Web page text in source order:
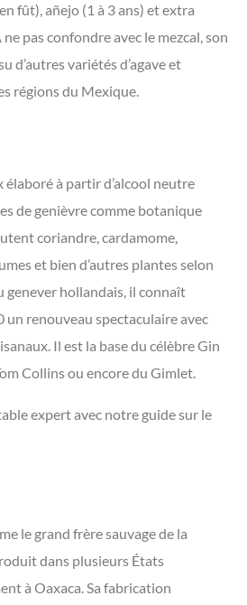
fût), añejo (1 à 3 ans) et extra
pas confondre avec le mezcal, son
d’autres variétés d’agave et
régions du Mexique.
à partir d’alcool neutre
de genièvre comme botanique
coriandre, cardamome,
et bien d’autres plantes selon
genever hollandais, il connaît
un renouveau spectaculaire avec
Il est la base du célèbre Gin
Collins ou encore du Gimlet.
expert avec notre guide sur le
le grand frère sauvage de la
dans plusieurs États
à Oaxaca. Sa fabrication